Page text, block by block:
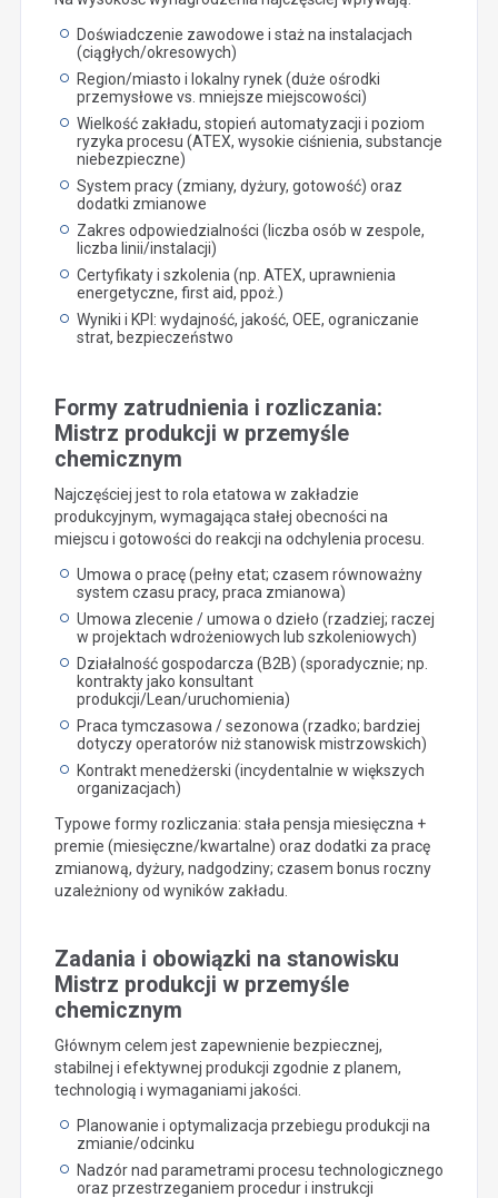
Doświadczenie zawodowe i staż na instalacjach
(ciągłych/okresowych)
Region/miasto i lokalny rynek (duże ośrodki
przemysłowe vs. mniejsze miejscowości)
Wielkość zakładu, stopień automatyzacji i poziom
ryzyka procesu (ATEX, wysokie ciśnienia, substancje
niebezpieczne)
System pracy (zmiany, dyżury, gotowość) oraz
dodatki zmianowe
Zakres odpowiedzialności (liczba osób w zespole,
liczba linii/instalacji)
Certyfikaty i szkolenia (np. ATEX, uprawnienia
energetyczne, first aid, ppoż.)
Wyniki i KPI: wydajność, jakość, OEE, ograniczanie
strat, bezpieczeństwo
Formy zatrudnienia i rozliczania:
Mistrz produkcji w przemyśle
chemicznym
Najczęściej jest to rola etatowa w zakładzie
produkcyjnym, wymagająca stałej obecności na
miejscu i gotowości do reakcji na odchylenia procesu.
Umowa o pracę (pełny etat; czasem równoważny
system czasu pracy, praca zmianowa)
Umowa zlecenie / umowa o dzieło (rzadziej; raczej
w projektach wdrożeniowych lub szkoleniowych)
Działalność gospodarcza (B2B) (sporadycznie; np.
kontrakty jako konsultant
produkcji/Lean/uruchomienia)
Praca tymczasowa / sezonowa (rzadko; bardziej
dotyczy operatorów niż stanowisk mistrzowskich)
Kontrakt menedżerski (incydentalnie w większych
organizacjach)
Typowe formy rozliczania: stała pensja miesięczna +
premie (miesięczne/kwartalne) oraz dodatki za pracę
zmianową, dyżury, nadgodziny; czasem bonus roczny
uzależniony od wyników zakładu.
Zadania i obowiązki na stanowisku
Mistrz produkcji w przemyśle
chemicznym
Głównym celem jest zapewnienie bezpiecznej,
stabilnej i efektywnej produkcji zgodnie z planem,
technologią i wymaganiami jakości.
Planowanie i optymalizacja przebiegu produkcji na
zmianie/odcinku
Nadzór nad parametrami procesu technologicznego
oraz przestrzeganiem procedur i instrukcji